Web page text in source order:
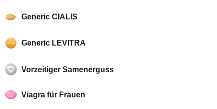
Generic CIALIS
Generic LEVITRA
Vorzeitiger Samenerguss
Viagra für Frauen